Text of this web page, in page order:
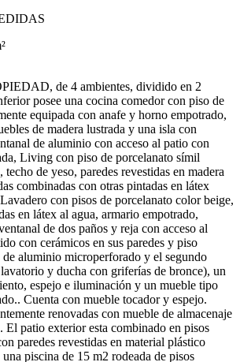
de 4 ambientes, dividido en 2
posee una cocina comedor con piso de
equipada con anafe y horno empotrado,
de madera lustrada y una isla con
de aluminio con acceso al patio con
Living con piso de porcelanato símil
de yeso, paredes revestidas en madera
combinadas con otras pintadas en látex
con pisos de porcelanato color beige,
en látex al agua, armario empotrado,
de dos paños y reja con acceso al
con cerámicos en sus paredes y piso
aluminio microperforado y el segundo
y ducha con griferías de bronce), un
espejo e iluminación y un mueble tipo
Cuenta con mueble tocador y espejo.
renovadas con mueble de almacenaje
patio exterior esta combinado en pisos
paredes revestidas en material plástico
piscina de 15 m2 rodeada de pisos